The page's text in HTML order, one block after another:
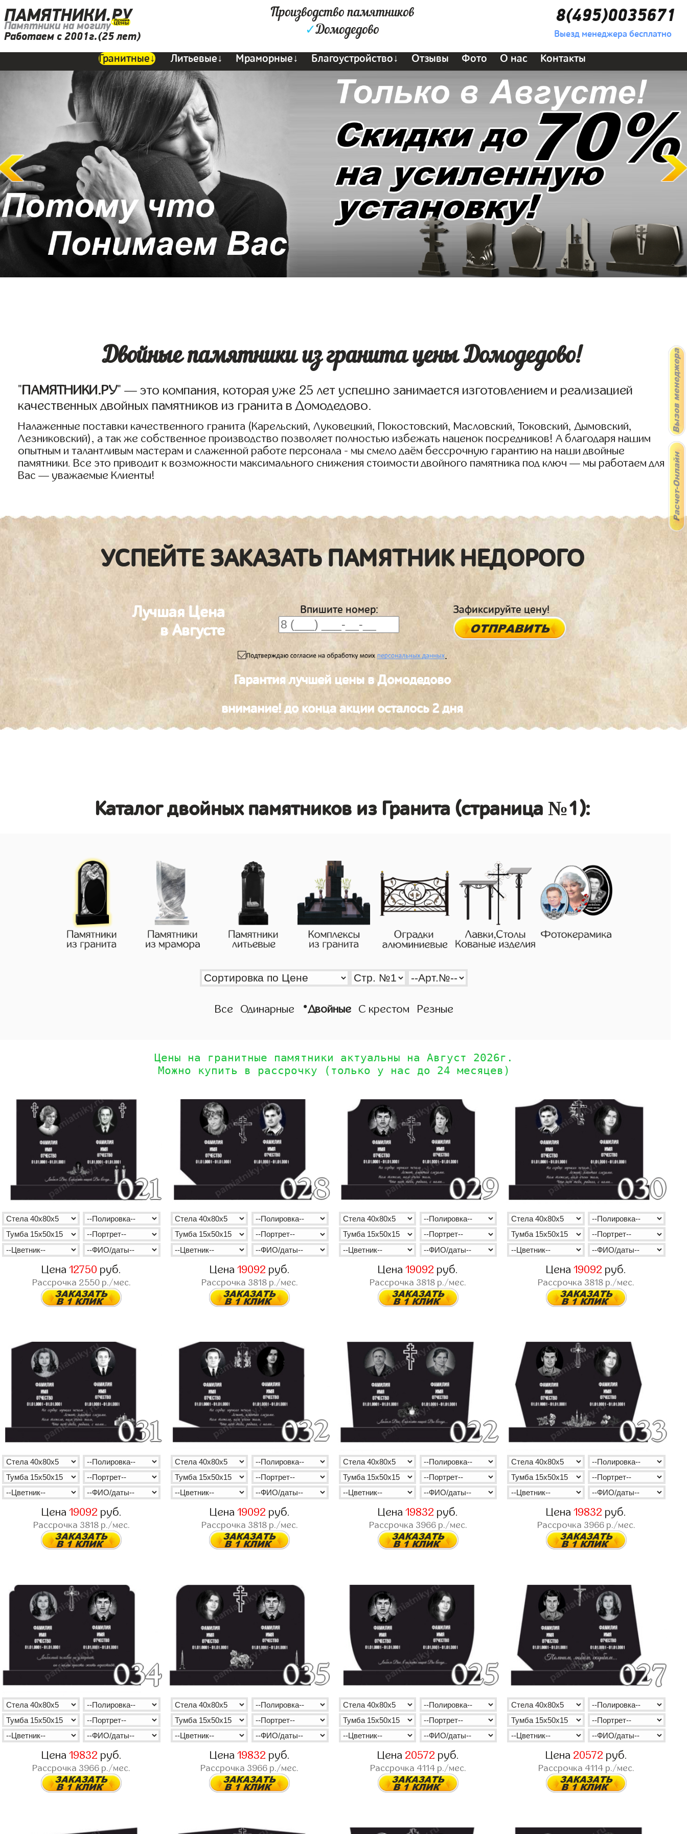
ПАМЯТНИКИ.РУ
Памятники на могилу
Работаем с 2001г.(25 лет)
Производство памятников
✓Домодедово
8(495)0035671
Выезд менеджера бесплатно
Гранитные↓ Литьевые↓ Мраморные↓ Благоустройство↓ Отзывы Фото О нас Контакты
Двойные памятники из гранита цены Домодедово!
"ПАМЯТНИКИ.РУ" — это компания, которая уже 25 лет успешно занимается изготовлением и реализацией
качественных двойных памятников из гранита в Домодедово.
Налаженные поставки качественного гранита (Карельский, Луковецкий, Покостовский, Масловский, Токовский, Дымовский,
Лезниковский), а так же собственное производство позволяет полностью избежать наценок посредников! А благодаря нашим
опытным и талантливым мастерам и слаженной работе персонала - мы смело даём бессрочную гарантию на наши двойные
памятники. Все это приводит к возможности максимального снижения стоимости двойного памятника под ключ — мы работаем для
Вас — уважаемые Клиенты!
УСПЕЙТЕ ЗАКАЗАТЬ ПАМЯТНИК НЕДОРОГО
Лучшая Цена
в Августе
Впишите номер: Зафиксируйте цену!
.
Гарантия лучшей цены в Домодедово
внимание! до конца акции осталось 2 дня
Каталог двойных памятников из Гранита (страница №1):
Все Одинарные •Двойные С крестом Резные
Цены на гранитные памятники актуальны на Август 2026г.
Можно купить в рассрочку (только у нас до 24 месяцев)
Цена12750 руб.
Рассрочка 2550р./мес.
Цена 19092 руб.
Рассрочка 3818р./мес.
Цена19092 руб.
Рассрочка 3818 р./мес.
Цена19092 руб.
Рассрочка 3818 р./мес.
Цена 19092 руб.
Рассрочка 3818р./мес.
Цена 19092 руб.
Рассрочка 3818р./мес.
Цена19832 руб.
Рассрочка 3966р./мес.
Цена19832 руб.
Рассрочка 3966р./мес.
Цена 19832 руб.
Рассрочка 3966 р./мес.
Цена 19832 руб.
Рассрочка 3966 р./мес.
Цена 20572 руб.
Рассрочка 4114р./мес.
Цена 20572 руб.
Рассрочка 4114р./мес.